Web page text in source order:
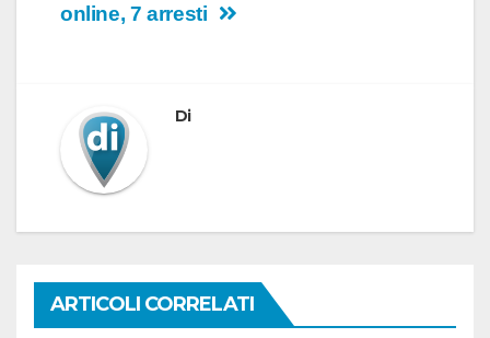
online, 7 arresti
Di
ARTICOLI CORRELATI